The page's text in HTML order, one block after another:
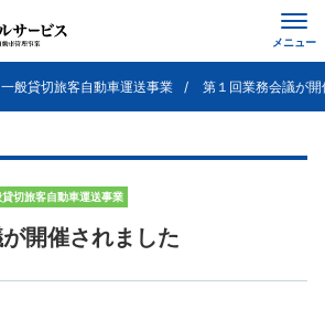
メニュー
一般貸切旅客自動車運送事業 第１回業務会議が
貸切旅客自動車運送事業
開催されました